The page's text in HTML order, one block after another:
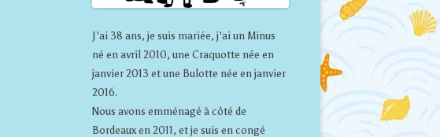
J'ai 38 ans, je suis mariée, j'ai un Minus
né en avril 2010, une Craquotte née en
janvier 2013 et une Bulotte née en janvier
2016.
Nous avons emménagé à côté de
Bordeaux en 2011, et je suis en congé